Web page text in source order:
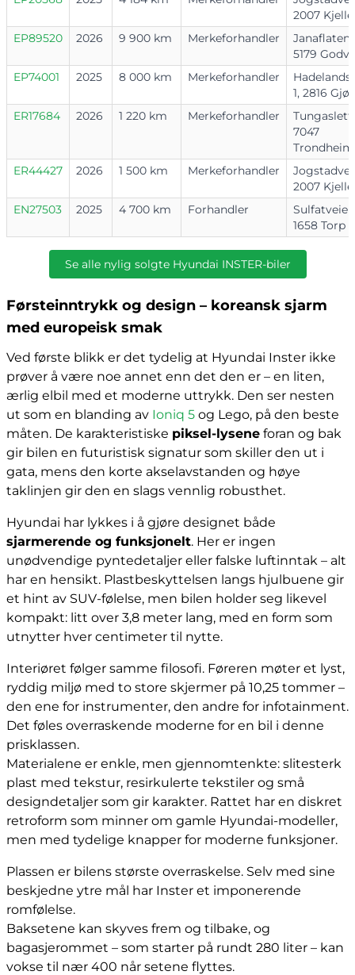
2007
EP89520
2026 9 900 km Merkeforhandler
Janaflaten
5179
EP74001
2025 8 000 km Merkeforhandler
1, 2816
ER17684
2026 1 220 km Merkeforhandler
7047
Trondheim
ER44427
2026 1 500 km Merkeforhandler
2007
EN27503
2025 4 700 km Forhandler
1658 Torp
Se alle nylig solgte Hyundai INSTER-biler
Førsteinntrykk og design – koreansk sjarm
med europeisk smak
Ved første blikk er det tydelig at Hyundai Inster ikke
prøver å være noe annet enn det den er – en liten,
ærlig elbil med et moderne uttrykk. Den ser nesten
ut som en blanding av Ioniq 5 og Lego, på den beste
måten. De karakteristiske piksel-lysene foran og bak
gir bilen en futuristisk signatur som skiller den ut i
gata, mens den korte akselavstanden og høye
taklinjen gir den en slags vennlig robusthet.
Hyundai har lykkes i å gjøre designet både
sjarmerende og funksjonelt. Her er ingen
unødvendige pyntedetaljer eller falske luftinntak – alt
har en hensikt. Plastbeskyttelsen langs hjulbuene gir
et hint av SUV-følelse, men bilen holder seg likevel
kompakt: litt over 3,8 meter lang, med en form som
utnytter hver centimeter til nytte.
Interiøret følger samme filosofi. Føreren møter et lyst,
ryddig miljø med to store skjermer på 10,25 tommer –
den ene for instrumenter, den andre for infotainment.
Det føles overraskende moderne for en bil i denne
prisklassen.
Materialene er enkle, men gjennomtenkte: slitesterk
plast med tekstur, resirkulerte tekstiler og små
designdetaljer som gir karakter. Rattet har en diskret
retroform som minner om gamle Hyundai-modeller,
men med tydelige knapper for moderne funksjoner.
Plassen er bilens største overraskelse. Selv med sine
beskjedne ytre mål har Inster et imponerende
romfølelse.
Baksetene kan skyves frem og tilbake, og
bagasjerommet – som starter på rundt 280 liter – kan
vokse til nær 400 når setene flyttes.